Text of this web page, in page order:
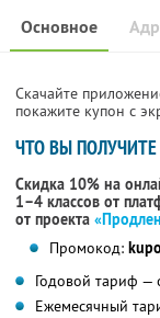
Основное
Скачайте
покажите купон с
ЧТО ВЫ ПОЛУЧИТЕ
Скидка 10% на
1–4 классов от
от проекта
Промокод:
Годовой тариф —
Ежемесячный